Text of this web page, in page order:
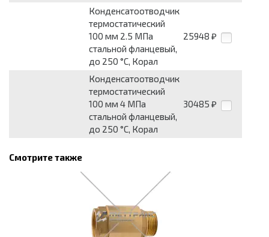
Конденсатоотводчик
термостатический
100 мм 2.5 МПа
стальной фланцевый,
до 250 °С, Корал
25948 ₽
Конденсатоотводчик
термостатический
100 мм 4 МПа
стальной фланцевый,
до 250 °С, Корал
30485 ₽
Смотрите также